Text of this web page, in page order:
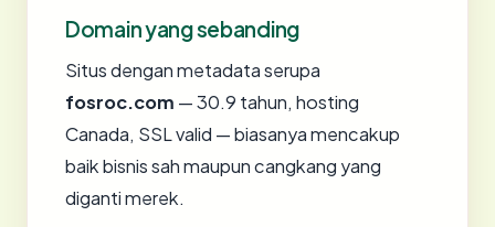
Domain yang sebanding
Situs dengan metadata serupa
fosroc.com — 30.9 tahun, hosting
Canada, SSL valid — biasanya mencakup
baik bisnis sah maupun cangkang yang
diganti merek.